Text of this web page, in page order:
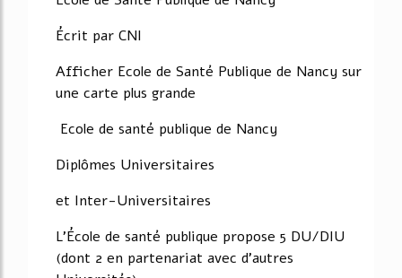
Écrit par CNI
Afficher Ecole de Santé Publique de Nancy sur
une carte plus grande
Ecole de santé publique de Nancy
Diplômes Universitaires
et Inter-Universitaires
L'École de santé publique propose 5 DU/DIU
(dont 2 en partenariat avec d'autres